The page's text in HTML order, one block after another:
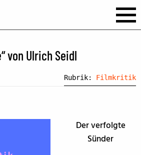
von Ulrich Seidl
Rubrik: Filmkritik
Der verfolgte
Sünder